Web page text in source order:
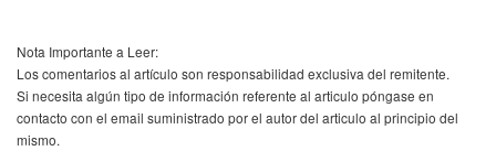
Nota Importante a Leer:
Los comentarios al artículo son responsabilidad exclusiva del remitente.
Si necesita algún tipo de información referente al articulo póngase en
contacto con el email suministrado por el autor del articulo al principio del
mismo.